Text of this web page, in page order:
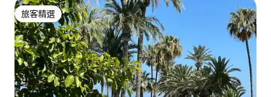
旅客精選
旅客精選